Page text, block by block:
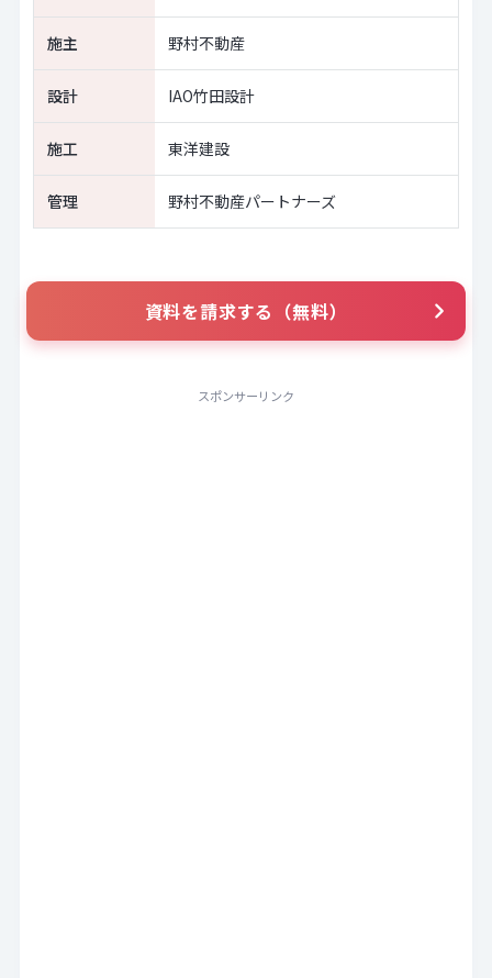
施主 野村不動産
設計 IAO竹田設計
施工 東洋建設
管理 野村不動産パートナーズ
資料を請求する（無料）
スポンサーリンク